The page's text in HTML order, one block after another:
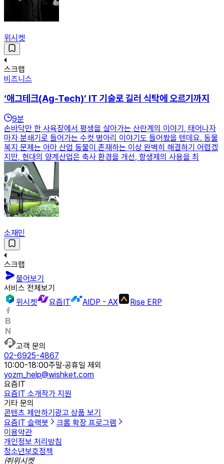
위시켓
스크랩
비즈니스
‘애그테크(Ag-Tech)’ IT 기술로 길러 식탁에 오르기까지
9분
손바닥만 한 사육장에서 평생을 살아가는 산란계의 이야기, 태어나자
마자 분쇄기로 들어가는 수컷 병아리 이야기도 들어봤을 텐데요. 동물
복지 문제는 아마 산업 동물이 존재하는 이상 완벽히 해결하기 어렵겠
지만, 현대의 양계산업은 축사 환경을 개선, 항생제의 사용을 최
소재민
스크랩
물어보기
서비스 전체보기
위시켓
요즘IT AIDP - AX Rise ERP
고객 문의
02-6925-4867
10:00-18:00주말·공휴일 제외
yozm_help@wishket.com
요즘IT
요즘IT 소개작가 지원
기타 문의
콘텐츠 제안하기 광고 상품 보기
요즘IT 슬랙봇
크롬 확장 프로그램
이용약관
개인정보 처리방침
청소년보호정책
㈜위시켓